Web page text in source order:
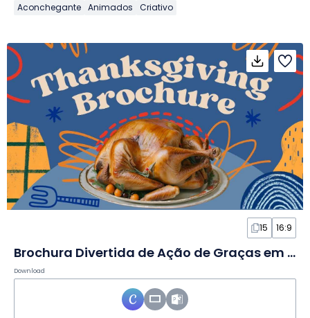
Aconchegante Animados Criativo
15 16:9
Brochura Divertida de Ação de Graças em Slides
Download